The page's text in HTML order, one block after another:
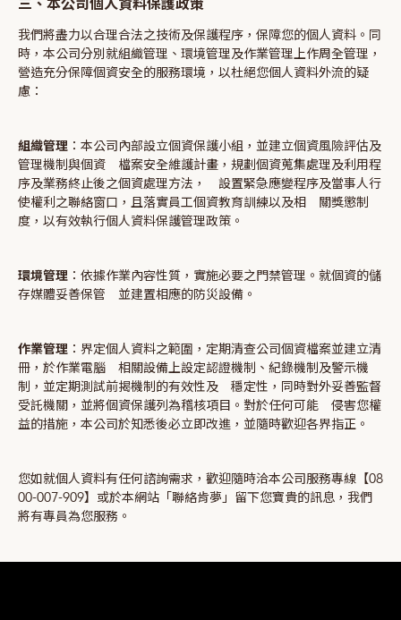
三、本公司個人資料保護政策
我們將盡力以合理合法之技術及保護程序，保障您的個人資料。同
時，本公司分別就組織管理、環境管理及作業管理上作周全管理，
營造充分保障個資安全的服務環境，以杜絕您個人資料外流的疑
慮：
組織管理 ：本公司內部設立個資保護小組，並建立個資風險評估及
管理機制與個資 檔案安全維護計畫，規劃個資蒐集處理及利用程
序及業務終止後之個資處理方法， 設置緊急應變程序及當事人行
使權利之聯絡窗口，且落實員工個資教育訓練以及相 關獎懲制
度，以有效執行個人資料保護管理政策。
環境管理 ：依據作業內容性質，實施必要之門禁管理。就個資的儲
存媒體妥善保管 並建置相應的防災設備。
作業管理 ：界定個人資料之範圍，定期清查公司個資檔案並建立清
冊，於作業電腦 相關設備上設定認證機制、紀錄機制及警示機
制，並定期測試前揭機制的有效性及 穩定性，同時對外妥善監督
受託機關，並將個資保護列為稽核項目。對於任何可能 侵害您權
益的措施，本公司於知悉後必立即改進，並隨時歡迎各界指正。
您如就個人資料有任何諮詢需求，歡迎隨時洽本公司服務專線【08
00-007-909】或於本網站「聯絡肯夢」留下您寶貴的訊息，我們
將有專員為您服務。